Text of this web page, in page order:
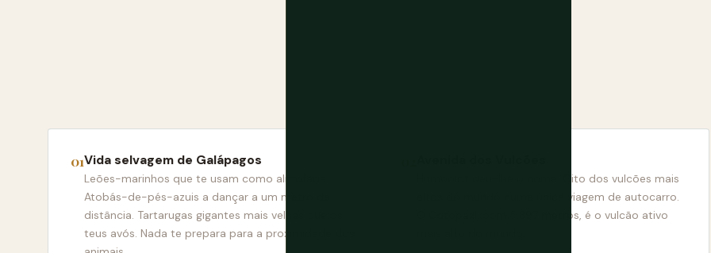
Vida selvagem de Galápagos
Leões-marinhos que te usam como almofada.
Atobás-de-pés-azuis a dançar a um metro de
distância. Tartarugas gigantes mais velhas que os
teus avós. Nada te prepara para a proximidade dos
Humboldt deu-lhe o nome. Oito dos vulcões mais
altos do mundo numa única viagem de autocarro.
O Cotopaxi, com 5.897 metros, é o vulcão ativo